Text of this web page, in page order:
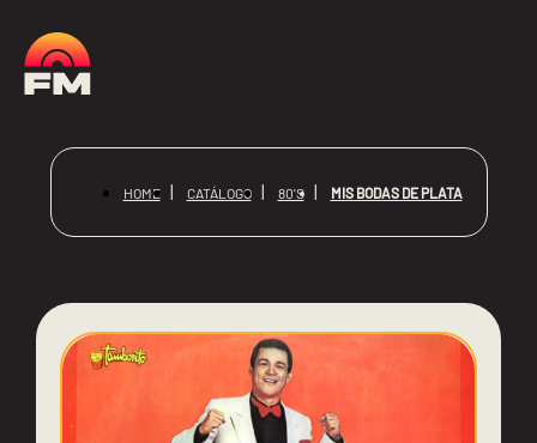
HOME CATÁLOGO 80'S MIS BODAS DE PLATA